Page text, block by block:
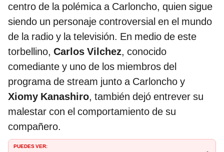
centro de la polémica a Carloncho, quien sigue
siendo un personaje controversial en el mundo
de la radio y la televisión. En medio de este
torbellino, Carlos Vilchez, conocido
comediante y uno de los miembros del
programa de stream junto a Carloncho y
Xiomy Kanashiro, también dejó entrever su
malestar con el comportamiento de su
compañero.
PUEDES VER: